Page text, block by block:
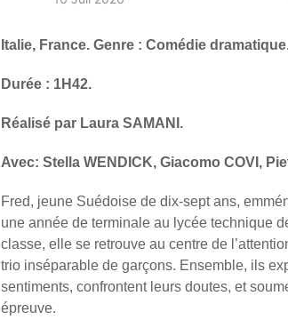
Italie, France. Genre : Comédie
Durée : 1H42.
Réalisé par Laura SAMANI.
Avec: Stella WENDICK, Giacomo COVI,
Fred, jeune Suédoise de dix-sept ans,
une année de terminale au lycée technique
classe, elle se retrouve au centre de
trio inséparable de garçons. Ensemble, ils
sentiments, confrontent leurs doutes, et
épreuve.